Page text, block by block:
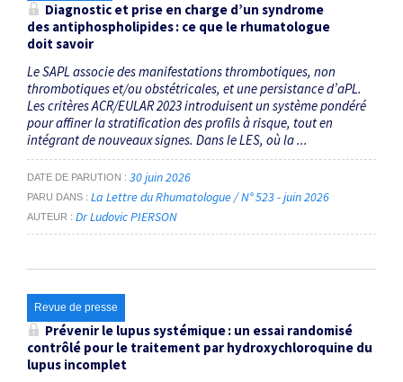
Diagnostic et prise en charge d’un syndrome
des anti­phospholipides : ce que le rhumatologue
doit savoir
Le SAPL associe des manifestations thrombotiques, non
thrombotiques et/ou obstétricales, et une persistance d’aPL.
Les critères ACR/EULAR 2023 introduisent un système pondéré
pour affiner la stratification des profils à risque, tout en
intégrant de nouveaux signes. Dans le LES, où la ...
DATE DE PARUTION 30 juin 2026
PARU DANS La Lettre du Rhumatologue / N° 523 - juin 2026
AUTEUR Dr Ludovic PIERSON
Revue de presse
Prévenir le lupus systémique : un essai randomisé
contrôlé pour le traitement par hydroxychloroquine du
lupus incomplet